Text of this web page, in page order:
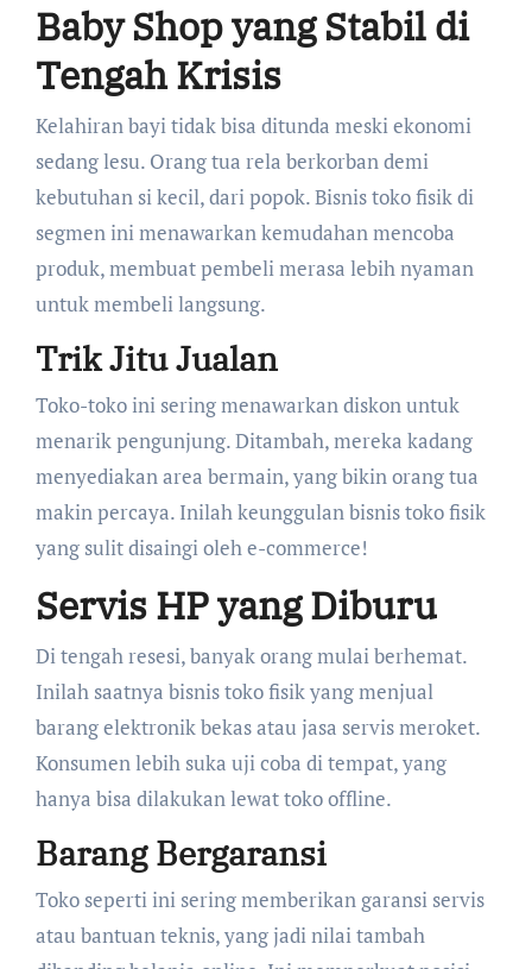
Baby Shop yang Stabil di
Tengah Krisis
Kelahiran bayi tidak bisa ditunda meski ekonomi
sedang lesu. Orang tua rela berkorban demi
kebutuhan si kecil, dari popok. Bisnis toko fisik di
segmen ini menawarkan kemudahan mencoba
produk, membuat pembeli merasa lebih nyaman
untuk membeli langsung.
Trik Jitu Jualan
Toko-toko ini sering menawarkan diskon untuk
menarik pengunjung. Ditambah, mereka kadang
menyediakan area bermain, yang bikin orang tua
makin percaya. Inilah keunggulan bisnis toko fisik
yang sulit disaingi oleh e-commerce!
Servis HP yang Diburu
Di tengah resesi, banyak orang mulai berhemat.
Inilah saatnya bisnis toko fisik yang menjual
barang elektronik bekas atau jasa servis meroket.
Konsumen lebih suka uji coba di tempat, yang
hanya bisa dilakukan lewat toko offline.
Barang Bergaransi
Toko seperti ini sering memberikan garansi servis
atau bantuan teknis, yang jadi nilai tambah